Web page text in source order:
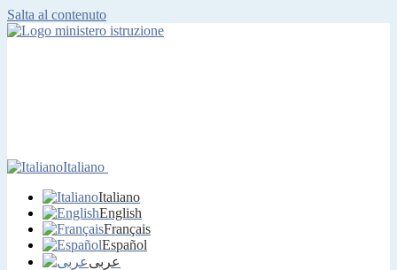
Salta al contenuto
Italiano
Italiano
English
Français
Español
عربى